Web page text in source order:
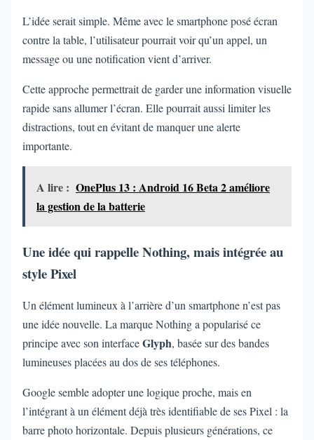
L’idée serait simple. Même avec le smartphone posé écran
contre la table, l’utilisateur pourrait voir qu’un appel, un
message ou une notification vient d’arriver.
Cette approche permettrait de garder une information visuelle
rapide sans allumer l’écran. Elle pourrait aussi limiter les
distractions, tout en évitant de manquer une alerte
importante.
A lire : OnePlus 13 : Android 16 Beta 2 améliore
la gestion de la batterie
Une idée qui rappelle Nothing, mais intégrée au
style Pixel
Un élément lumineux à l’arrière d’un smartphone n’est pas
une idée nouvelle. La marque Nothing a popularisé ce
principe avec son interfaceGlyph, basée sur des bandes
lumineuses placées au dos de ses téléphones.
Google semble adopter une logique proche, mais en
l’intégrant à un élément déjà très identifiable de ses Pixel : la
barre photo horizontale. Depuis plusieurs générations, ce